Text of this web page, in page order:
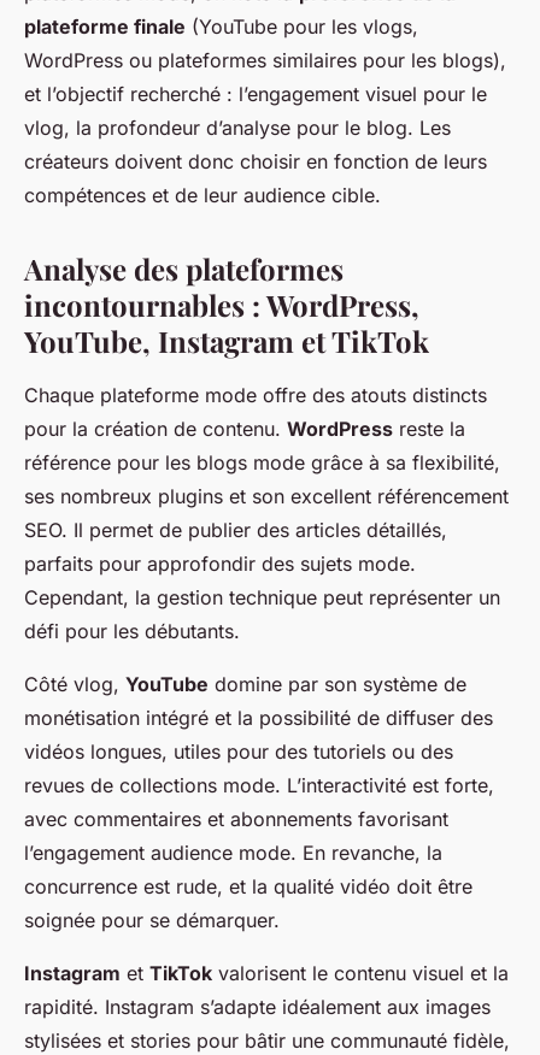
plateforme finale (YouTube pour les vlogs,
WordPress ou plateformes similaires pour les blogs),
et l’objectif recherché : l’engagement visuel pour le
vlog, la profondeur d’analyse pour le blog. Les
créateurs doivent donc choisir en fonction de leurs
compétences et de leur audience cible.
Analyse des plateformes
incontournables : WordPress,
YouTube, Instagram et TikTok
Chaque plateforme mode offre des atouts distincts
pour la création de contenu. WordPress reste la
référence pour les blogs mode grâce à sa flexibilité,
ses nombreux plugins et son excellent référencement
SEO. Il permet de publier des articles détaillés,
parfaits pour approfondir des sujets mode.
Cependant, la gestion technique peut représenter un
défi pour les débutants.
Côté vlog, YouTube domine par son système de
monétisation intégré et la possibilité de diffuser des
vidéos longues, utiles pour des tutoriels ou des
revues de collections mode. L’interactivité est forte,
avec commentaires et abonnements favorisant
l’engagement audience mode. En revanche, la
concurrence est rude, et la qualité vidéo doit être
soignée pour se démarquer.
Instagram et TikTok valorisent le contenu visuel et la
rapidité. Instagram s’adapte idéalement aux images
stylisées et stories pour bâtir une communauté fidèle,